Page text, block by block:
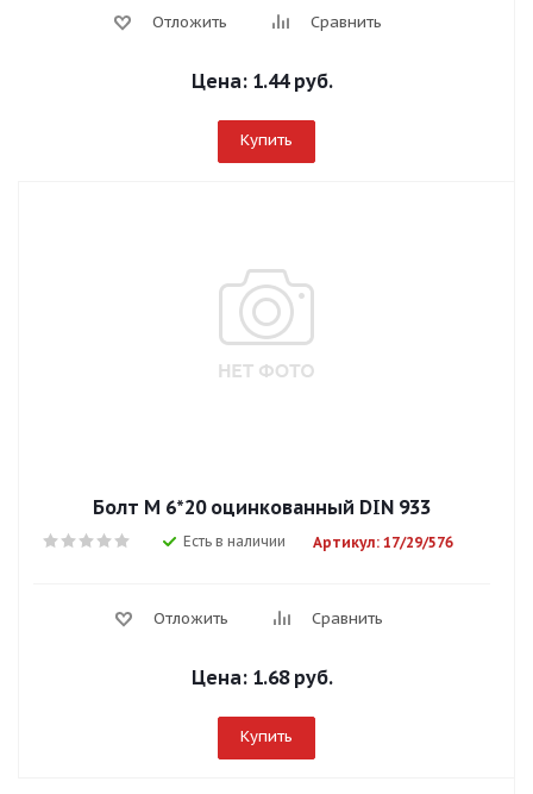
Отложить Сравнить
Цена: 1.44 руб.
Купить
Болт М 6*20 оцинкованный DIN 933
Есть в наличии Артикул: 17/29/576
Отложить Сравнить
Цена: 1.68 руб.
Купить